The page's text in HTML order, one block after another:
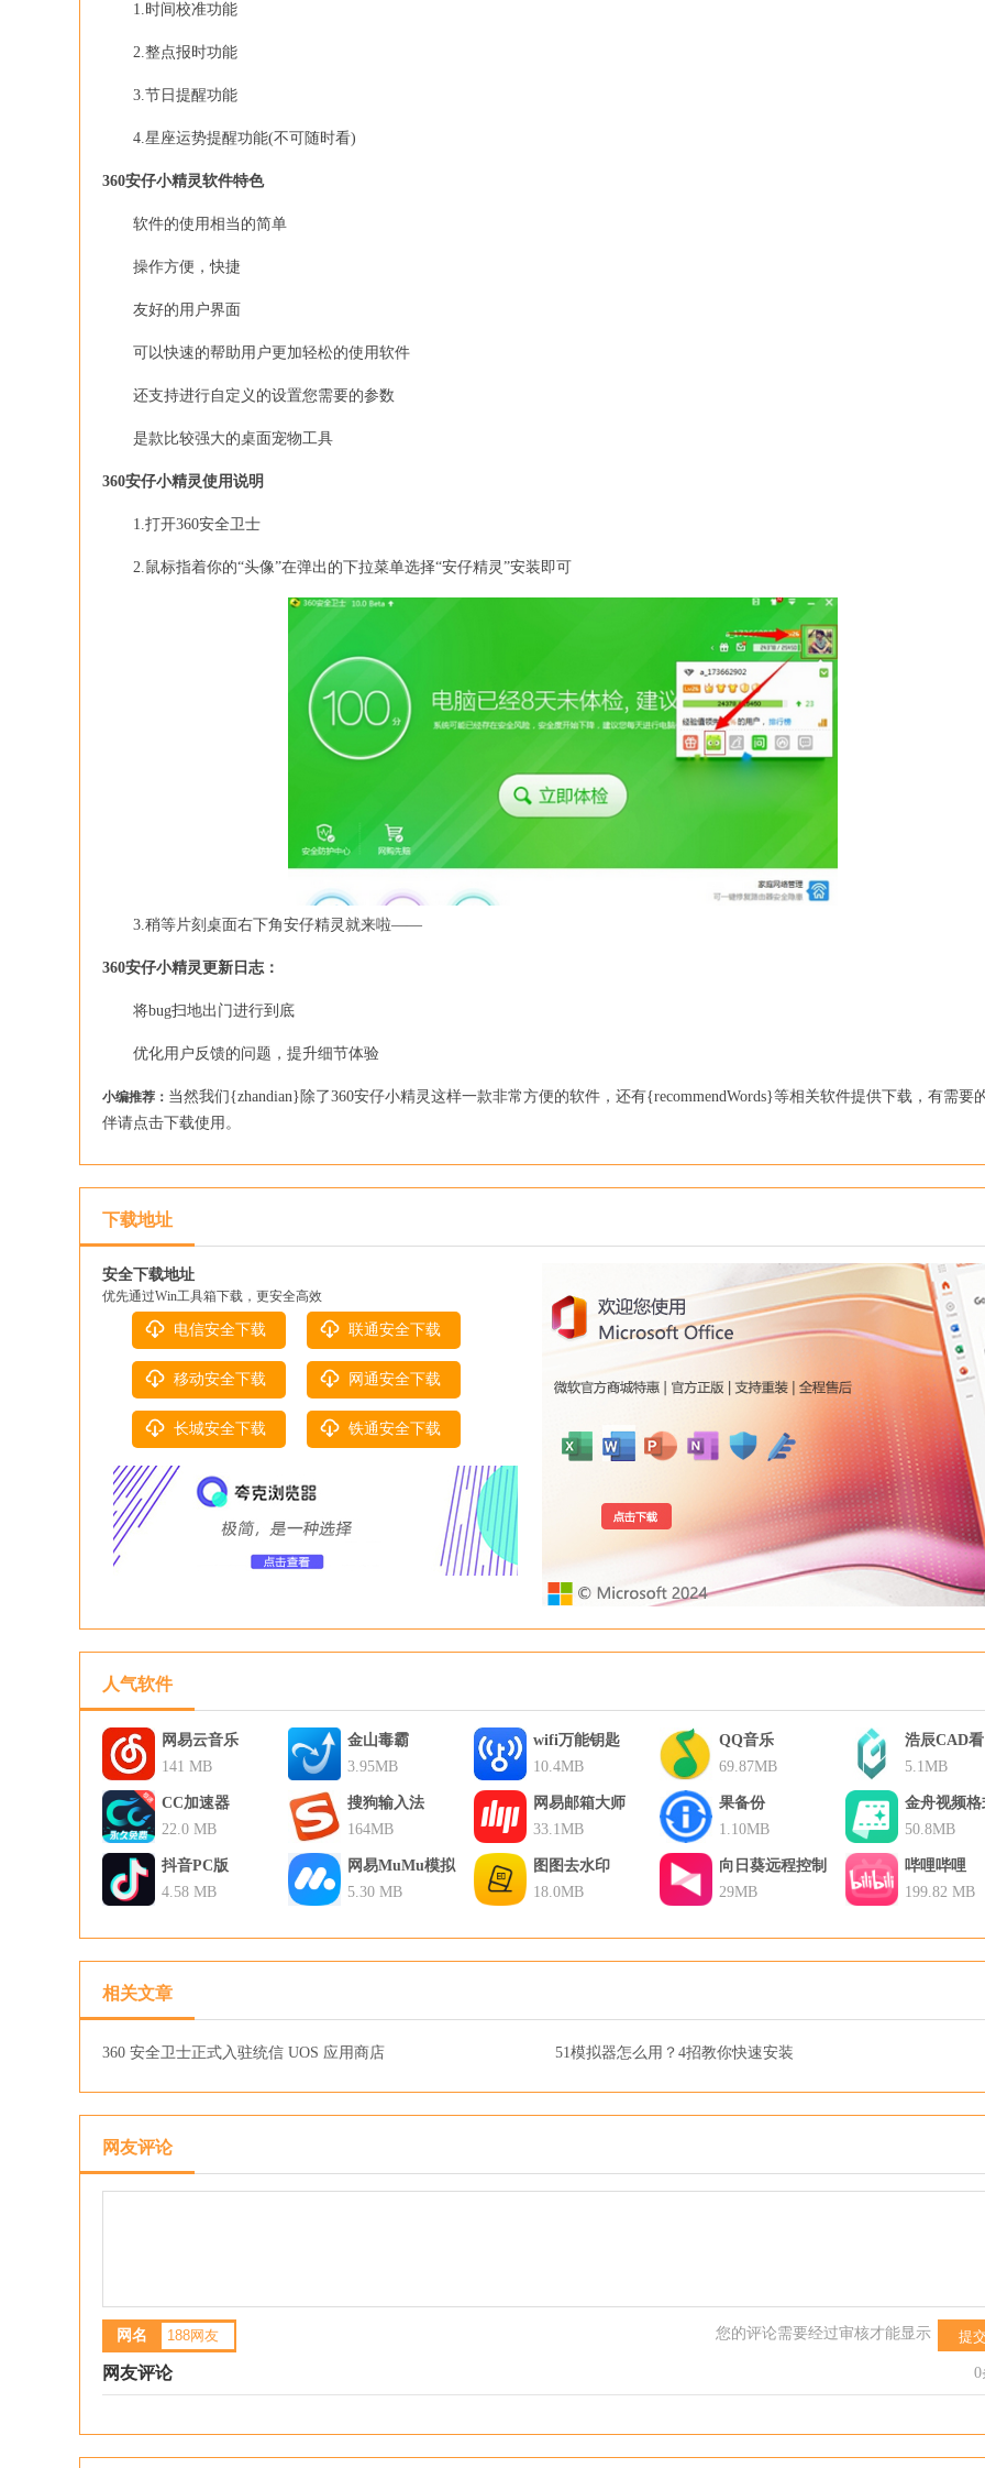
1.时间校准功能
2.整点报时功能
3.节日提醒功能
4.星座运势提醒功能(不可随时看)
360安仔小精灵软件特色
软件的使用相当的简单
操作方便，快捷
友好的用户界面
可以快速的帮助用户更加轻松的使用软件
还支持进行自定义的设置您需要的参数
是款比较强大的桌面宠物工具
360安仔小精灵使用说明
1.打开360安全卫士
2.鼠标指着你的“头像”在弹出的下拉菜单选择“安仔精灵”安装即可
3.稍等片刻桌面右下角安仔精灵就来啦——
360安仔小精灵更新日志：
将bug扫地出门进行到底
优化用户反馈的问题，提升细节体验
小编推荐： 当然我们{zhandian}除了360安仔小精灵这样一款非常方便的软件，还有{recommendWords}等相关软件提供下载，有需要
伴请点击下载使用。
下载地址
安全下载地址
优先通过Win工具箱下载，更安全高效
电信安全下载 联通安全下载
移动安全下载 网通安全下载
长城安全下载 铁通安全下载
人气软件
网易云音乐
141 MB
金山毒霸
3.95MB
wifi万能钥匙
10.4MB
QQ音乐
69.87MB
浩辰CAD
5.1MB
CC加速器
22.0 MB
搜狗输入法
164MB
网易邮箱大师
33.1MB
果备份
1.10MB
金舟视频格
换器
50.8MB
抖音PC版
4.58 MB
网易MuMu模拟
器
5.30 MB
图图去水印
18.0MB
向日葵远程控制
29MB
哔哩哔哩
199.82 MB
相关文章
360 安全卫士正式入驻统信 UOS 应用商店 51模拟器怎么用？4招教你快速安装
网友评论
提
您的评论需要经过审核才能显示
网名
0
网友评论